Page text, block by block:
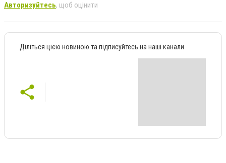
Авторизуйтесь, щоб оцінити
Діліться цією новиною та підписуйтесь на наші канали